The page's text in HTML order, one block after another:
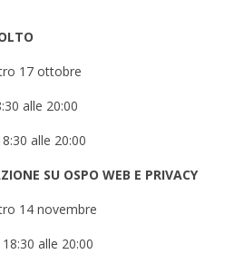
17 ottobre
alle 20:00
alle 20:00
SU OSPO WEB E PRIVACY
14 novembre
alle 20:00